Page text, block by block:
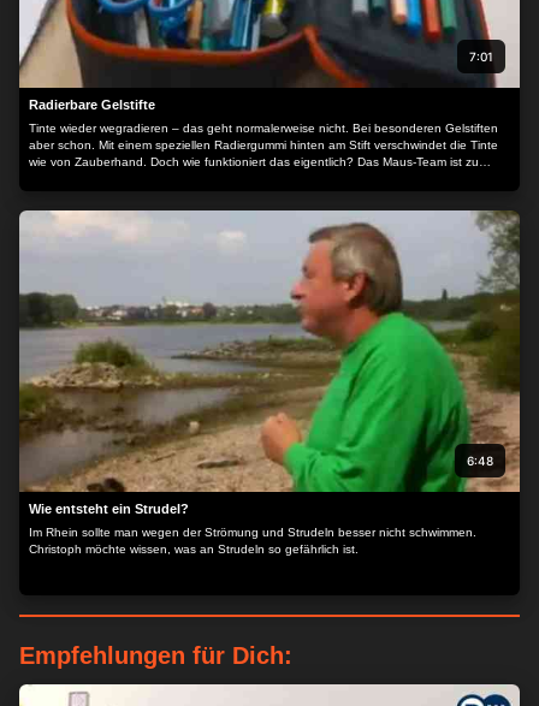
7:01
Radierbare Gelstifte
Tinte wieder wegradieren – das geht normalerweise nicht. Bei besonderen Gelstiften
aber schon. Mit einem speziellen Radiergummi hinten am Stift verschwindet die Tinte
wie von Zauberhand. Doch wie funktioniert das eigentlich? Das Maus-Team ist zu
Versuchs. Dabei zeigt sich, wie Wärme auf die Tinte wirkt. Das probieren die Kinder
einer Schulklasse doch gleich mal mit einem Föhn aus.
6:48
Wie entsteht ein Strudel?
Im Rhein sollte man wegen der Strömung und Strudeln besser nicht schwimmen.
Christoph möchte wissen, was an Strudeln so gefährlich ist.
Empfehlungen für Dich: